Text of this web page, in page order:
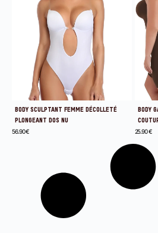
BODY SCULPTANT FEMME DÉCOLLETÉ
PLONGEANT DOS NU
56.90€
BODY
25.90€